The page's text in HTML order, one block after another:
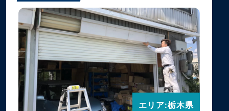
エリア:栃木県